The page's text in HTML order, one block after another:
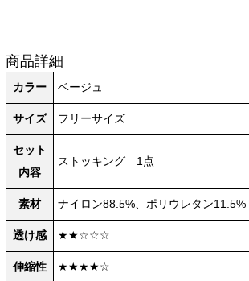
商品詳細
カラー ベージュ
サイズ フリーサイズ
セット
内容
ストッキング 1点
素材 ナイロン88.5%、ポリウレタン11.5%
透け感 ★★☆☆☆
伸縮性 ★★★★☆